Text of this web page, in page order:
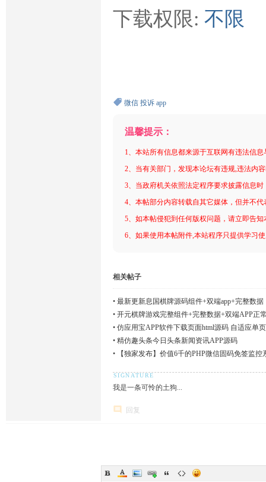
下载权限: 不限
微信 投诉 app
温馨提示：
1、本站所有信息都来源于互联网有违法信
2、当有关部门，发现本论坛有违规,违法内
3、当政府机关依照法定程序要求披露信息
4、本帖部分内容转载自其它媒体，但并不
5、如本帖侵犯到任何版权问题，请立即告
6、如果使用本帖附件,本站程序只提供学习
相关帖子
• 最新更新息国棋牌源码组件+双端app+完整数据
• 开元棋牌游戏完整组件+完整数据+双端APP正
• 仿应用宝APP软件下载页面html源码 自适应单
• 精仿趣头条今日头条新闻资讯APP源码
•
【独家发布】价值6千的PHP微信固码免签监
我是一条可怜的土狗...
回复